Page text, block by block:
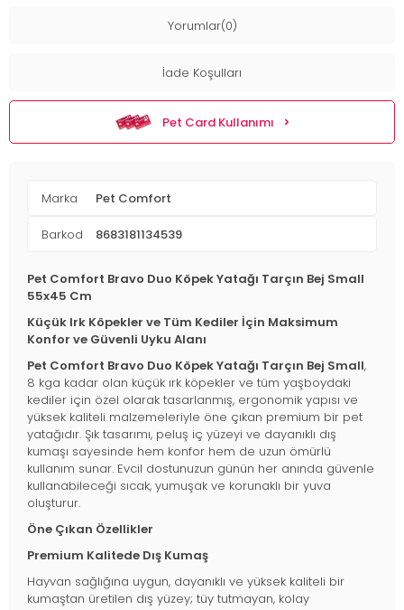
Yorumlar(0)
İade Koşulları
Pet Card Kullanımı
Marka Pet Comfort
Barkod 8683181134539
Pet Comfort Bravo Duo Köpek Yatağı Tarçın Bej Small
55x45 Cm
Küçük Irk Köpekler ve Tüm Kediler İçin Maksimum
Konfor ve Güvenli Uyku Alanı
Pet Comfort Bravo Duo Köpek Yatağı Tarçın Bej Small,
8 kga kadar olan küçük ırk köpekler ve tüm yaşboydaki
kediler için özel olarak tasarlanmış, ergonomik yapısı ve
yüksek kaliteli malzemeleriyle öne çıkan premium bir pet
yatağıdır. Şık tasarımı, peluş iç yüzeyi ve dayanıklı dış
kumaşı sayesinde hem konfor hem de uzun ömürlü
kullanım sunar. Evcil dostunuzun günün her anında güvenle
kullanabileceği sıcak, yumuşak ve korunaklı bir yuva
oluşturur.
Öne Çıkan Özellikler
Premium Kalitede Dış Kumaş
Hayvan sağlığına uygun, dayanıklı ve yüksek kaliteli bir
kumaştan üretilen dış yüzey; tüy tutmayan, kolay